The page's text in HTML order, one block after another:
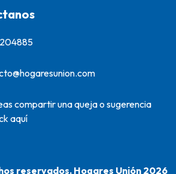
compartir una queja o sugerencia
aquí
reservados. Hogares Unión 2026